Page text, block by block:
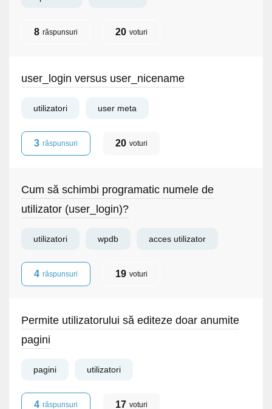
8 răspunsuri 20 voturi
user_login versus user_nicename
utilizatori user meta
3 răspunsuri 20 voturi
Cum să schimbi programatic numele de
utilizator (user_login)?
utilizatori wpdb acces utilizator
4 răspunsuri 19 voturi
Permite utilizatorului să editeze doar anumite
pagini
pagini utilizatori
4 răspunsuri 17 voturi